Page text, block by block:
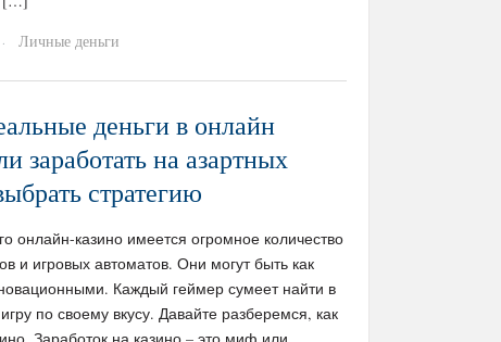
· Личные деньги
деньги в онлайн
заработать на азартных
стратегию
онлайн-казино имеется огромное количество
и игровых автоматов. Они могут быть как
Каждый геймер сумеет найти в
по своему вкусу. Давайте разберемся, как